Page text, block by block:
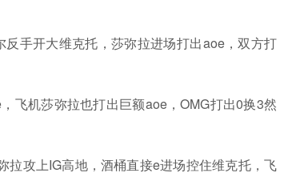
手开大维克托，莎弥拉进场打出aoe，双方打
飞机莎弥拉也打出巨额aoe，OMG打出0换3然
拉攻上IG高地，酒桶直接e进场控住维克托，飞